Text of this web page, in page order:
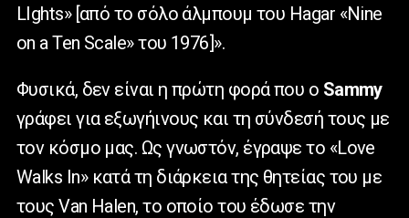
LIghts» [από το σόλο άλμπουμ του Hagar «Nine
on a Ten Scale» του 1976]».
Φυσικά, δεν είναι η πρώτη φορά που ο Sammy
γράφει για εξωγήινους και τη σύνδεσή τους με
τον κόσμο μας. Ως γνωστόν, έγραψε το «Love
Walks In» κατά τη διάρκεια της θητείας του με
τους Van Halen, το οποίο του έδωσε την